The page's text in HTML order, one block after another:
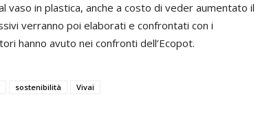
vaso in plastica, anche a costo di veder aumentato il
verranno poi elaborati e confrontati con i
hanno avuto nei confronti dell’Ecopot.
sostenibilità Vivai